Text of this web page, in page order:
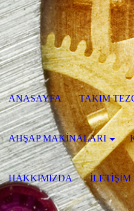
ANASAYFA TAKIM
AHŞAP MAKİNALARI
HAKKIMIZDA İLETİŞİM